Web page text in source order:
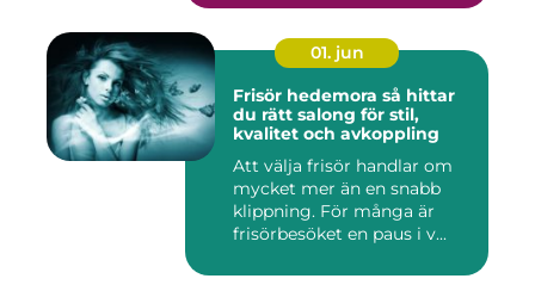
01. jun
Frisör hedemora så hittar
du rätt salong för stil,
kvalitet och avkoppling
Att välja frisör handlar om
mycket mer än en snabb
klippning. För många är
frisörbesöket en paus i v...